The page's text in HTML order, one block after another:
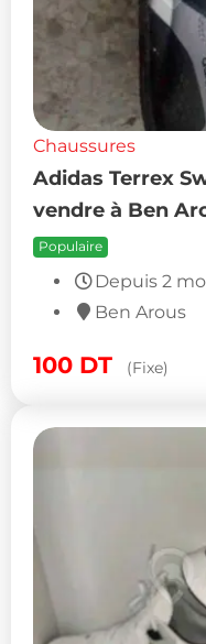
Chaussures
Adidas Terrex
vendre à Ben
Populaire
Depuis 2
Ben Arous
100 DT (Fixe)